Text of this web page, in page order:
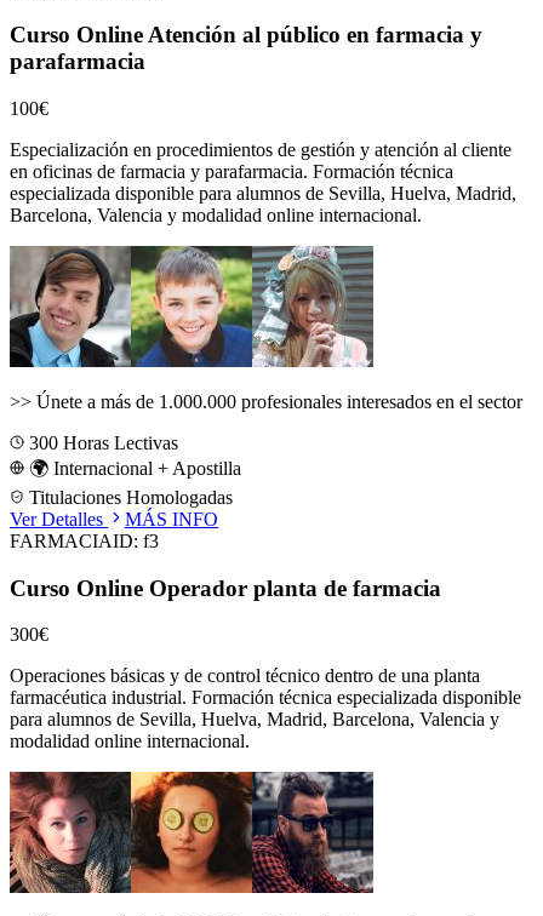
Curso Online Atención al público en farmacia y
parafarmacia
100€
Especialización en procedimientos de gestión y atención al cliente
en oficinas de farmacia y parafarmacia. Formación técnica
especializada disponible para alumnos de Sevilla, Huelva, Madrid,
Barcelona, Valencia y modalidad online internacional.
>> Únete a más de 1.000.000 profesionales interesados en el sector
300 Horas Lectivas
🌍 Internacional + Apostilla
Titulaciones Homologadas
Ver Detalles
MÁS INFO
FARMACIAID: f3
Curso Online Operador planta de farmacia
300€
Operaciones básicas y de control técnico dentro de una planta
farmacéutica industrial. Formación técnica especializada disponible
para alumnos de Sevilla, Huelva, Madrid, Barcelona, Valencia y
modalidad online internacional.